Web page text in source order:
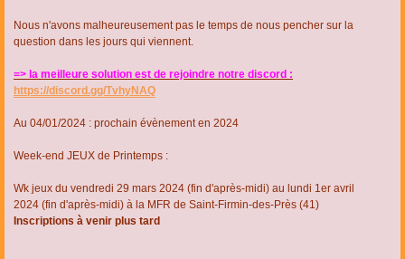
Nous n'avons malheureusement pas le temps de nous pencher sur la
question dans les jours qui viennent.
=> la meilleure solution est de rejoindre notre discord :
https://discord.gg/TvhyNAQ
Au 04/01/2024 : prochain évènement en 2024
Week-end JEUX de Printemps :
Wk jeux du vendredi 29 mars 2024 (fin d'après-midi) au lundi 1er avril
2024 (fin d'après-midi) à la MFR de Saint-Firmin-des-Près (41)
Inscriptions à venir plus tard